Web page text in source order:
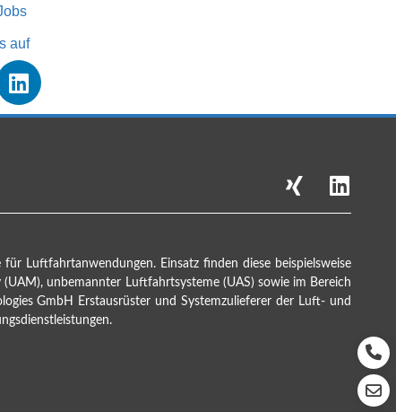
auf
Luft­fahrt­an­wendungen. Einsatz finden diese beispiels­weise
un­bemannter Luft­fahrt­systeme (UAS) sowie im Bereich
GmbH Erst­ausrüster und System­zulieferer der Luft- und